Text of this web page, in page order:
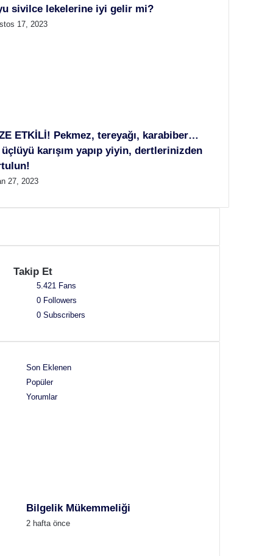
sivilce lekelerine iyi gelir mi?
17, 2023
ETKİLİ! Pekmez, tereyağı, karabiber…
karışım yapıp yiyin, dertlerinizden
27, 2023
Takip Et
5.421 Fans
0 Followers
0 Subscribers
Son Eklenen
Popüler
Yorumlar
Bilgelik Mükemmeliği
2 hafta önce